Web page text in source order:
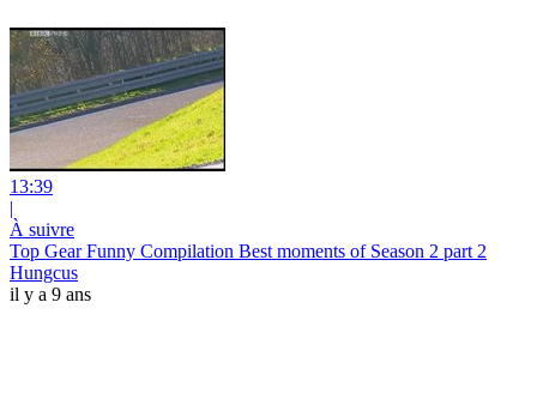
13:39
|
À suivre
Top Gear Funny Compilation Best moments of Season 2 part 2
Hungcus
il y a 9 ans